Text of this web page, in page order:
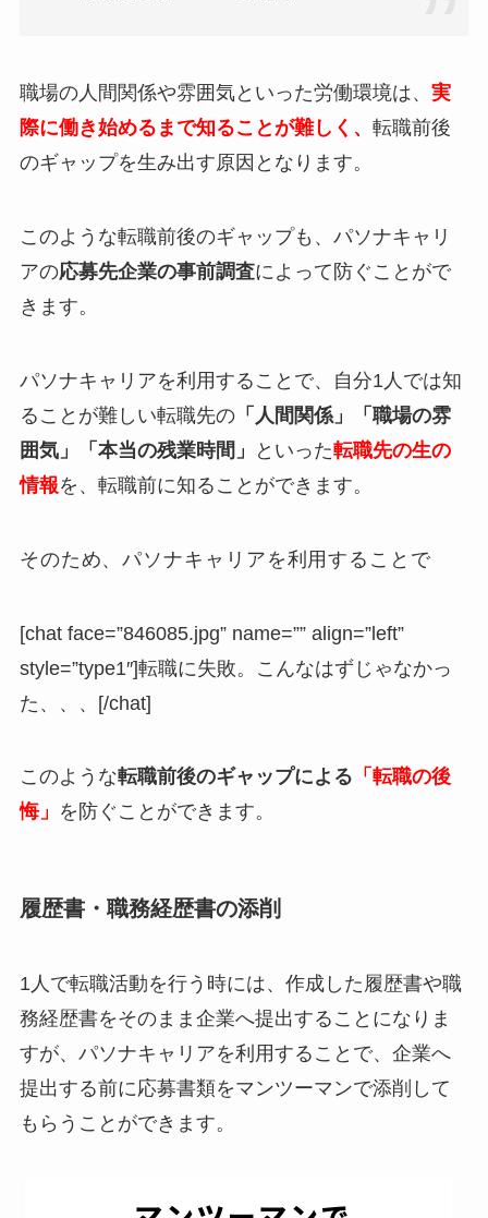
職場の人間関係や雰囲気といった労働環境は、 実
際に働き始めるまで知ることが難しく、 転職前後
のギャップを生み出す原因となります。
このような転職前後のギャップも、パソナキャリ
アの応募先企業の事前調査によって防ぐことがで
きます。
パソナキャリアを利用することで、自分1人では知
ることが難しい転職先の「人間関係」
「職場の雰
囲気」「本当の残業時間」
といった転職先の生の
情報を、転職前に知ることができます。
そのため、パソナキャリアを利用することで
[chat face=”846085.jpg” name=”” align=”left”
style=”type1″]転職に失敗。こんなはずじゃなかっ
た、、、[/chat]
このような転職前後のギャップによる 「 転職の後
悔」 を防ぐことができます。
履歴書・職務経歴書の添削
1人で転職活動を行う時には、作成した履歴書や職
務経歴書をそのまま企業へ提出することになりま
すが、パソナキャリアを利用することで、企業へ
提出する前に応募書類をマンツーマンで添削して
もらうことができます。